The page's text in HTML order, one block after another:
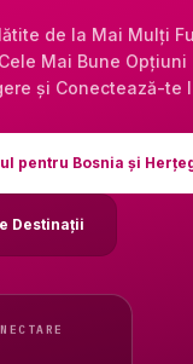
de la Mai Mulți
Mai Bune
și Conectează-te
pentru Bosnia și
Destinații